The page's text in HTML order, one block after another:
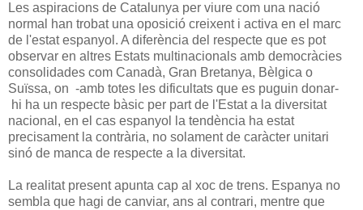
Les aspiracions de Catalunya per viure com una nació
normal han trobat una oposició creixent i activa en el marc
de l'estat espanyol. A diferència del respecte que es pot
observar en altres Estats multinacionals amb democràcies
consolidades com Canadà, Gran Bretanya, Bèlgica o
Suïssa, on -amb totes les dificultats que es puguin donar-
hi ha un respecte bàsic per part de l'Estat a la diversitat
nacional, en el cas espanyol la tendència ha estat
precisament la contrària, no solament de caràcter unitari
sinó de manca de respecte a la diversitat.
La realitat present apunta cap al xoc de trens. Espanya no
sembla que hagi de canviar, ans al contrari, mentre que